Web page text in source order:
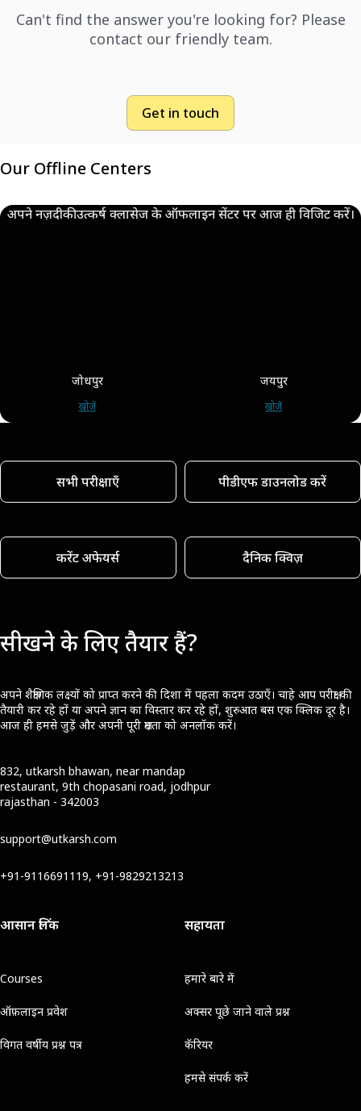
Can't find the answer you're looking for? Please
contact our friendly team.
Get in touch
Our Offline Centers
अपने नज़दीकी उत्कर्ष क्लासेज के ऑफलाइन सेंटर पर आज ही विजिट करें।
जोधपुर
खोजें
जयपुर
खोजें
सभी परीक्षाएँ पीडीएफ डाउनलोड करें
करेंट अफेयर्स दैनिक क्विज़
सीखने के लिए तैयार हैं?
अपने शैक्षणिक लक्ष्यों को प्राप्त करने की दिशा में पहला कदम उठाएँ। चाहे आप परीक्षा की
तैयारी कर रहे हों या अपने ज्ञान का विस्तार कर रहे हों, शुरुआत बस एक क्लिक दूर है।
आज ही हमसे जुड़ें और अपनी पूरी क्षमता को अनलॉक करें।
832, utkarsh bhawan, near mandap
restaurant, 9th chopasani road, jodhpur
rajasthan - 342003
support@utkarsh.com
+91-9116691119, +91-9829213213
आसान लिंक
Courses
ऑफ़लाइन प्रवेश
विगत वर्षीय प्रश्न पत्र
सहायता
हमारे बारे में
अक्सर पूछे जाने वाले प्रश्न
कॅरियर
हमसे संपर्क करें